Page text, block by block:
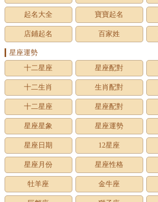
起名大全 寶寶起名
店鋪起名 百家姓
星座運勢
十二星座
星座配對
十二生肖 生肖配對
十二星座 星座配對
星座星象 星座運勢
星座日期 12星座
星座月份 星座性格
牡羊座 金牛座